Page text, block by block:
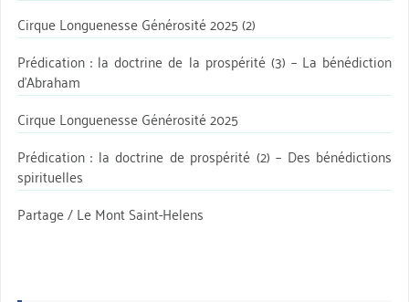
Cirque Longuenesse Générosité 2025 (2)
Prédication : la doctrine de la prospérité (3) – La bénédiction
d’Abraham
Cirque Longuenesse Générosité 2025
Prédication : la doctrine de prospérité (2) – Des bénédictions
spirituelles
Partage / Le Mont Saint-Helens